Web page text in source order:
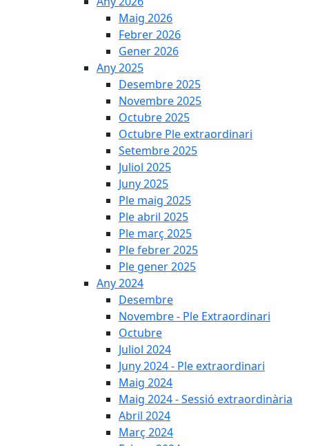
Maig 2026
Febrer 2026
Gener 2026
Any 2025
Desembre 2025
Novembre 2025
Octubre 2025
Octubre Ple extraordinari
Setembre 2025
Juliol 2025
Juny 2025
Ple maig 2025
Ple abril 2025
Ple març 2025
Ple febrer 2025
Ple gener 2025
Any 2024
Desembre
Novembre - Ple Extraordinari
Octubre
Juliol 2024
Juny 2024 - Ple extraordinari
Maig 2024
Maig 2024 - Sessió extraordinària
Abril 2024
Març 2024